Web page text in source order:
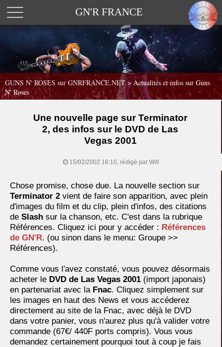
GN'R FRANCE
GUNS N' ROSES sur GNRFRANCE.NET>Actualités et infos sur Guns
N' Roses
Une nouvelle page sur Terminator
2, des infos sur le DVD de Las
Vegas 2001
15/02/2002 16:10, rédigé par Will
Chose promise, chose due. La nouvelle section sur
Terminator 2 vient de faire son apparition, avec plein
d'images du film et du clip, plein d'infos, des citations
de Slash sur la chanson, etc. C'est dans la rubrique
Références. Cliquez ici pour y accéder : Références
de GN'R. (ou sinon dans le menu: Groupe >>
Références).
Comme vous l'avez constaté, vous pouvez désormais
acheter le DVD de Las Vegas 2001 (import japonais)
en partenariat avec la Fnac. Cliquez simplement sur
les images en haut des News et vous accéderez
directement au site de la Fnac, avec déjà le DVD
dans votre panier, vous n'aurez plus qu'à valider votre
commande (67€/ 440F ports compris). Vous vous
demandez certainement pourquoi tout à coup je fais